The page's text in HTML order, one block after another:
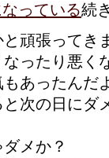
っている続
頑張ってき
ったり悪く
あったんだ
次の日にダ
メか？